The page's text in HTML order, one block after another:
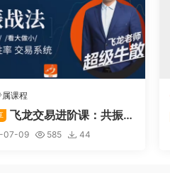
课程
飞龙交易进阶课：共振
07-09 585 44